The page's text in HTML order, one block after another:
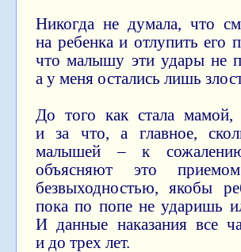
Никогда не думала, что
на ребенка и отлупить его
что малышу эти удары не
а у меня остались лишь
До того как стала мамой,
и за что, а главное,
малышей – к
объясняют это
безвыходностью, якобы
пока по попе не ударишь
И данные наказания все
и до трех лет.